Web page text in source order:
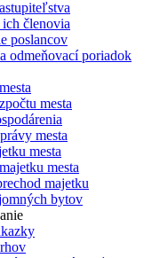
členovia
poslancov
odmeňovací poriadok
mesta
mesta
mesta
mesta
majetku
bytov